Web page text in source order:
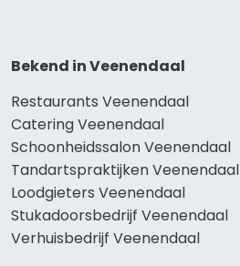
Bekend in Veenendaal
Restaurants Veenendaal
Catering Veenendaal
Schoonheidssalon Veenendaal
Tandartspraktijken Veenendaal
Loodgieters Veenendaal
Stukadoorsbedrijf Veenendaal
Verhuisbedrijf Veenendaal